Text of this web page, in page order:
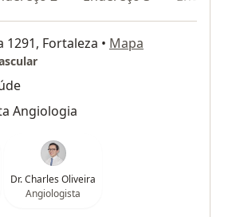
1291, Fortaleza • Mapa
Angiologia
Dr. Charles Oliveira
Angiologista